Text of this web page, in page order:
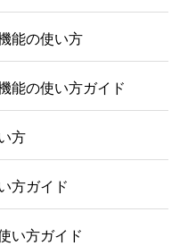
能の使い方
能の使い方ガイド
方
方ガイド
い方ガイド